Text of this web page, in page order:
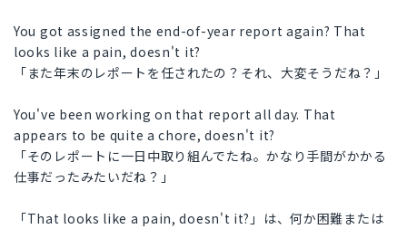
You got assigned the end-of-year report again? That
looks like a pain, doesn't it?
「また年末のレポートを任されたの？それ、大変そうだね？」
You've been working on that report all day. That
appears to be quite a chore, doesn't it?
「そのレポートに一日中取り組んでたね。かなり手間がかかる
仕事だったみたいだね？」
「That looks like a pain, doesn't it?」は、何か困難または